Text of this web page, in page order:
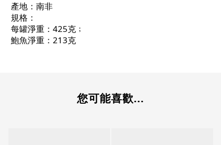
產地：南非
規格：
每罐淨重：425克﹔
鮑魚淨重：213克
您可能喜歡...